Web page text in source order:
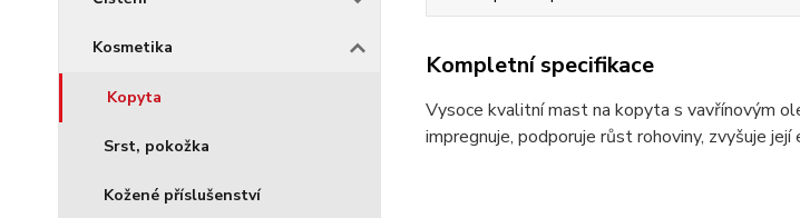
Kosmetika
Kopyta
Srst, pokožka
Kožené příslušenství
Kompletní specifikace
Vysoce kvalitní mast na kopyta s vavřínovým
impregnuje, podporuje růst rohoviny, zvyšuje